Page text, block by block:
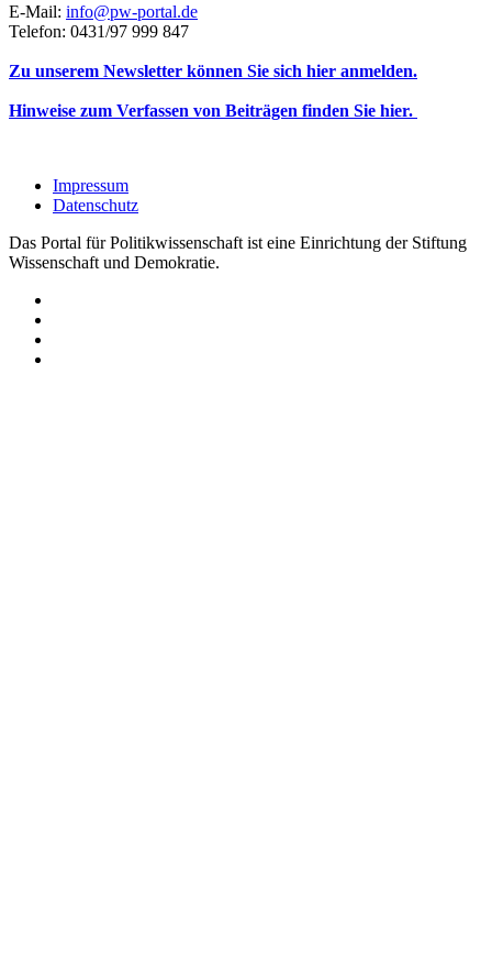
E-Mail: info@pw-portal.de
Telefon: 0431/97 999 847
Zu unserem Newsletter können Sie sich hier anmelden.
Hinweise zum Verfassen von Beiträgen finden Sie hier.
Impressum
Datenschutz
Das Portal für Politikwissenschaft ist eine Einrichtung der Stiftung
Wissenschaft und Demokratie.